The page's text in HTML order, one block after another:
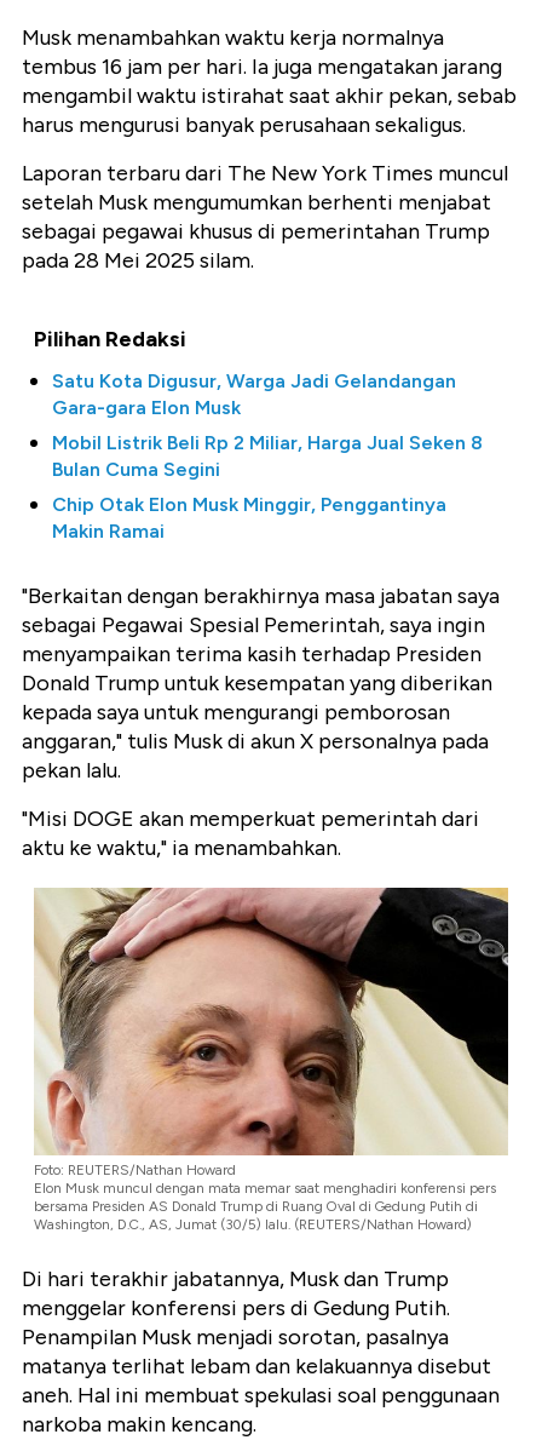
Musk menambahkan waktu kerja normalnya
tembus 16 jam per hari. Ia juga mengatakan jarang
mengambil waktu istirahat saat akhir pekan, sebab
harus mengurusi banyak perusahaan sekaligus.
Laporan terbaru dari The New York Times muncul
setelah Musk mengumumkan berhenti menjabat
sebagai pegawai khusus di pemerintahan Trump
pada 28 Mei 2025 silam.
Pilihan Redaksi
Satu Kota Digusur, Warga Jadi Gelandangan
Gara-gara Elon Musk
Mobil Listrik Beli Rp 2 Miliar, Harga Jual Seken 8
Bulan Cuma Segini
Chip Otak Elon Musk Minggir, Penggantinya
Makin Ramai
"Berkaitan dengan berakhirnya masa jabatan saya
sebagai Pegawai Spesial Pemerintah, saya ingin
menyampaikan terima kasih terhadap Presiden
Donald Trump untuk kesempatan yang diberikan
kepada saya untuk mengurangi pemborosan
anggaran," tulis Musk di akun X personalnya pada
pekan lalu.
"Misi DOGE akan memperkuat pemerintah dari
aktu ke waktu," ia menambahkan.
Foto: REUTERS/Nathan Howard
Elon Musk muncul dengan mata memar saat menghadiri konferensi pers
bersama Presiden AS Donald Trump di Ruang Oval di Gedung Putih di
Washington, D.C., AS, Jumat (30/5) lalu. (REUTERS/Nathan Howard)
Di hari terakhir jabatannya, Musk dan Trump
menggelar konferensi pers di Gedung Putih.
Penampilan Musk menjadi sorotan, pasalnya
matanya terlihat lebam dan kelakuannya disebut
aneh. Hal ini membuat spekulasi soal penggunaan
narkoba makin kencang.